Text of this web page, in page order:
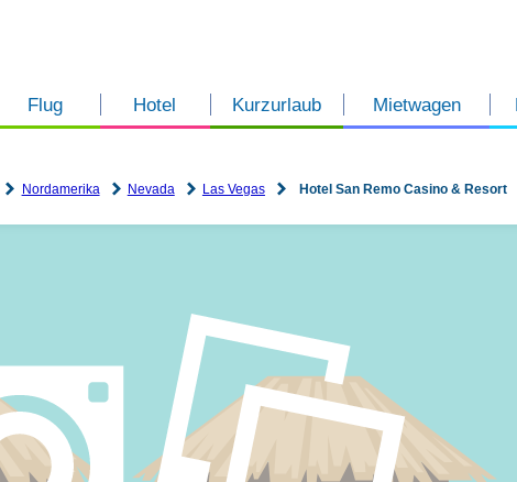
Flug Hotel Kurzurlaub Mietwagen
Nordamerika Nevada Las Vegas Hotel San Remo Casino & Resort